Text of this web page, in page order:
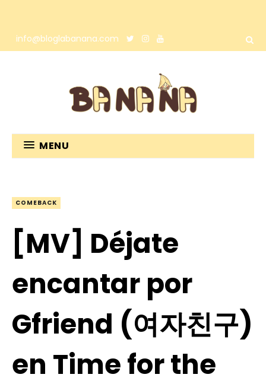
info@bloglabanana.com
MENU
COMEBACK
[MV] Déjate
encantar por
Gfriend (여자친구)
en Time for the